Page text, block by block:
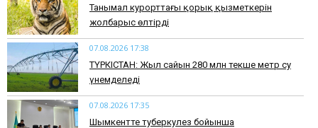
​Танымал курорттағы қорық қызметкерін
жолбарыс өлтірді
07.08.2026 17:38
ТҮРКІСТАН: Жыл сайын 280 млн текше метр су
үнемделеді
07.08.2026 17:35
​Шымкентте туберкулез бойынша